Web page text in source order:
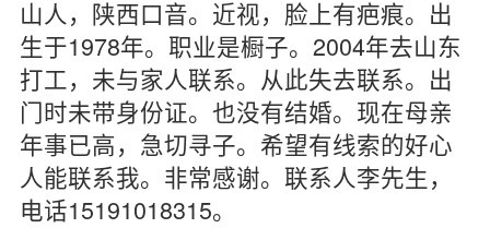
山人，陕西口音。近视，脸上有疤痕。出
生于1978年。职业是橱子。2004年去山东
打工，未与家人联系。从此失去联系。出
门时未带身份证。也没有结婚。现在母亲
年事已高，急切寻子。希望有线索的好心
人能联系我。非常感谢。联系人李先生，
电话15191018315。